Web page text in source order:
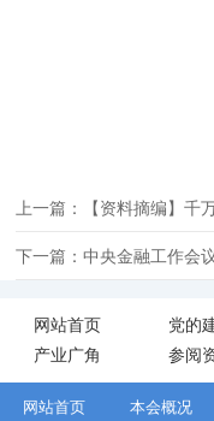
下一篇：中央金融工作会
网站首页 党的
产业广角
参阅
网站首页 本会概况